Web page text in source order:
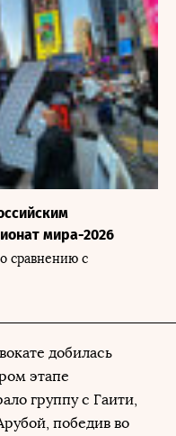
мира-2026
сравнению с
добилась
этапе
группу с Гаити,
победив во